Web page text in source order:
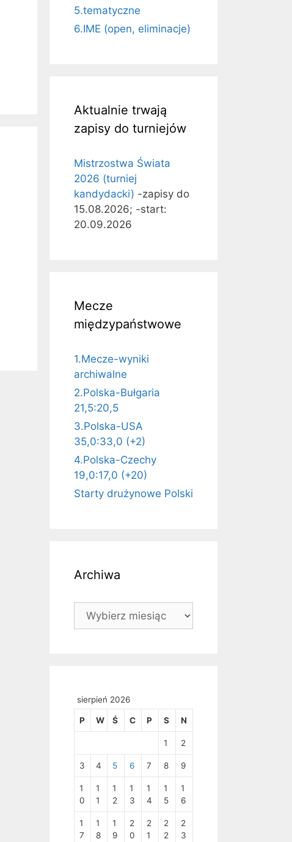
5.tematyczne
6.IME (open, eliminacje)
Aktualnie trwają
zapisy do turniejów
Mistrzostwa Świata
2026 (turniej
kandydacki) -zapisy do
15.08.2026; -start:
20.09.2026
Mecze
międzypaństwowe
1.Mecze-wyniki
archiwalne
2.Polska-Bułgaria
21,5:20,5
3.Polska-USA
35,0:33,0 (+2)
4.Polska-Czechy
19,0:17,0 (+20)
Starty drużynowe Polski
Archiwa
Archiwa
sierpień 2026
P W Ś C P S N
1 2
3 4 5 6 7 8 9
1
0
1
1
1
2
1
3
1
4
1
5
1
6
1
7
1
8
1
9
2
0
2
1
2
2
2
3